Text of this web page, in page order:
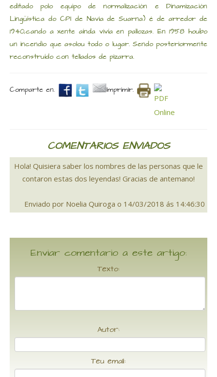
editado polo equipo de normalización e Dinamización
Lingüística do CPI de Navia de Suarna) é de arredor de
1940,cando a xente aínda vivía en pallozas. En 1958 houbo
un incendio que asolou todo o lugar. Sendo posteriormente
reconstruído con tellados de pizarra.
Comparte en. Imprimir.
COMENTARIOS ENVIADOS
Hola! Quisiera saber los nombres de las personas que le
contaron estas dos leyendas! Gracias de antemano!
Enviado por Noelia Quiroga o 14/03/2018 ás 14:46:30
Enviar comentario a este artigo:
Texto:
Autor:
Teu email: